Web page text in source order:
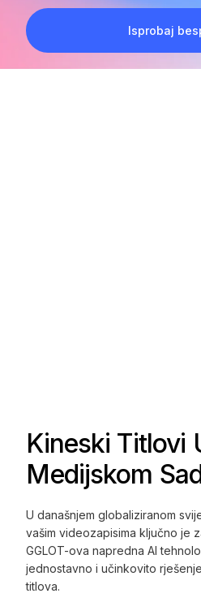
Isprobaj
Kineski Titlovi
Medijskom
U današnjem globaliziranom
vašim videozapisima ključno je
GGLOT-ova napredna AI
jednostavno i učinkovito
titlova.